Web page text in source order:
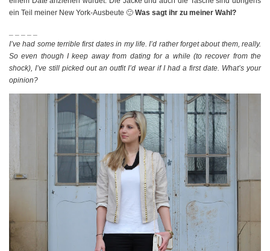
ein Teil meiner New York-Ausbeute 🙂 Was sagt ihr zu meiner Wahl?
I’ve had some terrible first dates in my life. I’d rather forget about them, really.
So even though I keep away from dating for a while (to recover from the
shock), I’ve still picked out an outfit I’d wear if I had a first date. What’s your
opinion?